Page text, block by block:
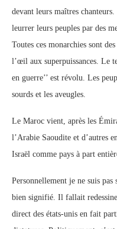
devant leurs maîtres
leurrer leurs peuples par des
Toutes ces monarchies sont
l’œil aux superpuissances. Le
en guerre’’ est révolu. Les
sourds et les aveugles.
Le Maroc vient, après les
l’Arabie Saoudite et d’autres
Israël comme pays à part
Personnellement je ne suis
bien signifié. Il fallait
direct des états-unis en fait